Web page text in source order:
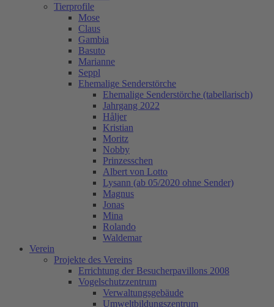
Tierprofile
Mose
Claus
Gambia
Basuto
Marianne
Seppl
Ehemalige Senderstörche
Ehemalige Senderstörche (tabellarisch)
Jahrgang 2022
Håljer
Kristian
Moritz
Nobby
Prinzesschen
Albert von Lotto
Lysann (ab 05/2020 ohne Sender)
Magnus
Jonas
Mina
Rolando
Waldemar
Verein
Projekte des Vereins
Errichtung der Besucherpavillons 2008
Vogelschutzzentrum
Verwaltungsgebäude
Umweltbildungszentrum